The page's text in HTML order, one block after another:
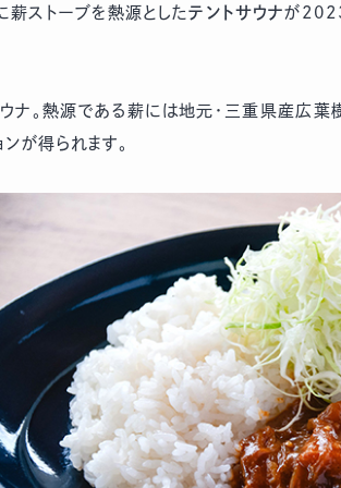
に薪ストーブを熱源としたテントサウナが
ウナ。熱源である薪には地元・三重県産広
が得られます。